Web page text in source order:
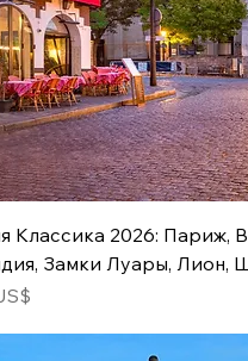
Классика 2026: Париж,
Замки Луары, Лион,